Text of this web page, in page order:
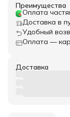
Преимущества
Оплата
Доставка в
Удобный
Оплата —
Доставка